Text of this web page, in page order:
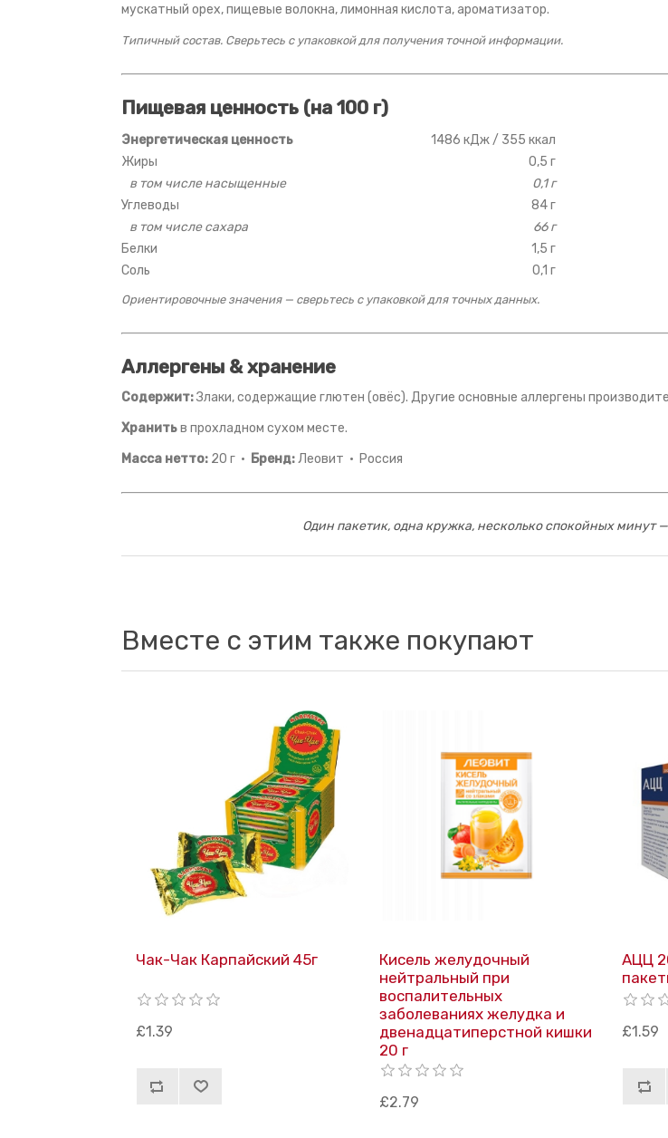
мускатный орех, пищевые волокна, лимонная кислота, ароматизатор.
Типичный состав. Сверьтесь с упаковкой для получения точной информации.
Пищевая ценность (на 100 г)
Энергетическая ценность
1486 кДж / 355 ккал
Жиры
0,5 г
в том числе насыщенные
0,1 г
Углеводы
84 г
в том числе сахара
66 г
Белки
1,5 г
Соль
0,1 г
Ориентировочные значения — сверьтесь с упаковкой для точных данных.
Аллергены & хранение
Содержит:Злаки, содержащие глютен (овёс). Другие основные аллергены
Хранитьв прохладном сухом месте.
Масса нетто: 20 г · Бренд:Леовит · Россия
Один пакетик, одна кружка, несколько спокойных минут
Вместе с этим также покупают
Чак-Чак Карпайский 45г
£1.39
Кисель желудочный
нейтральный при
воспалительных
заболеваниях желудка и
двенадцатиперстной кишки
20 г
£2.79
АЦЦ
£1.59